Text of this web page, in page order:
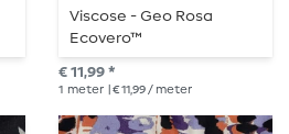
Viscose - Geo Rosa
Ecovero™
€ 11,99 *
1 meter | € 11,99 / meter